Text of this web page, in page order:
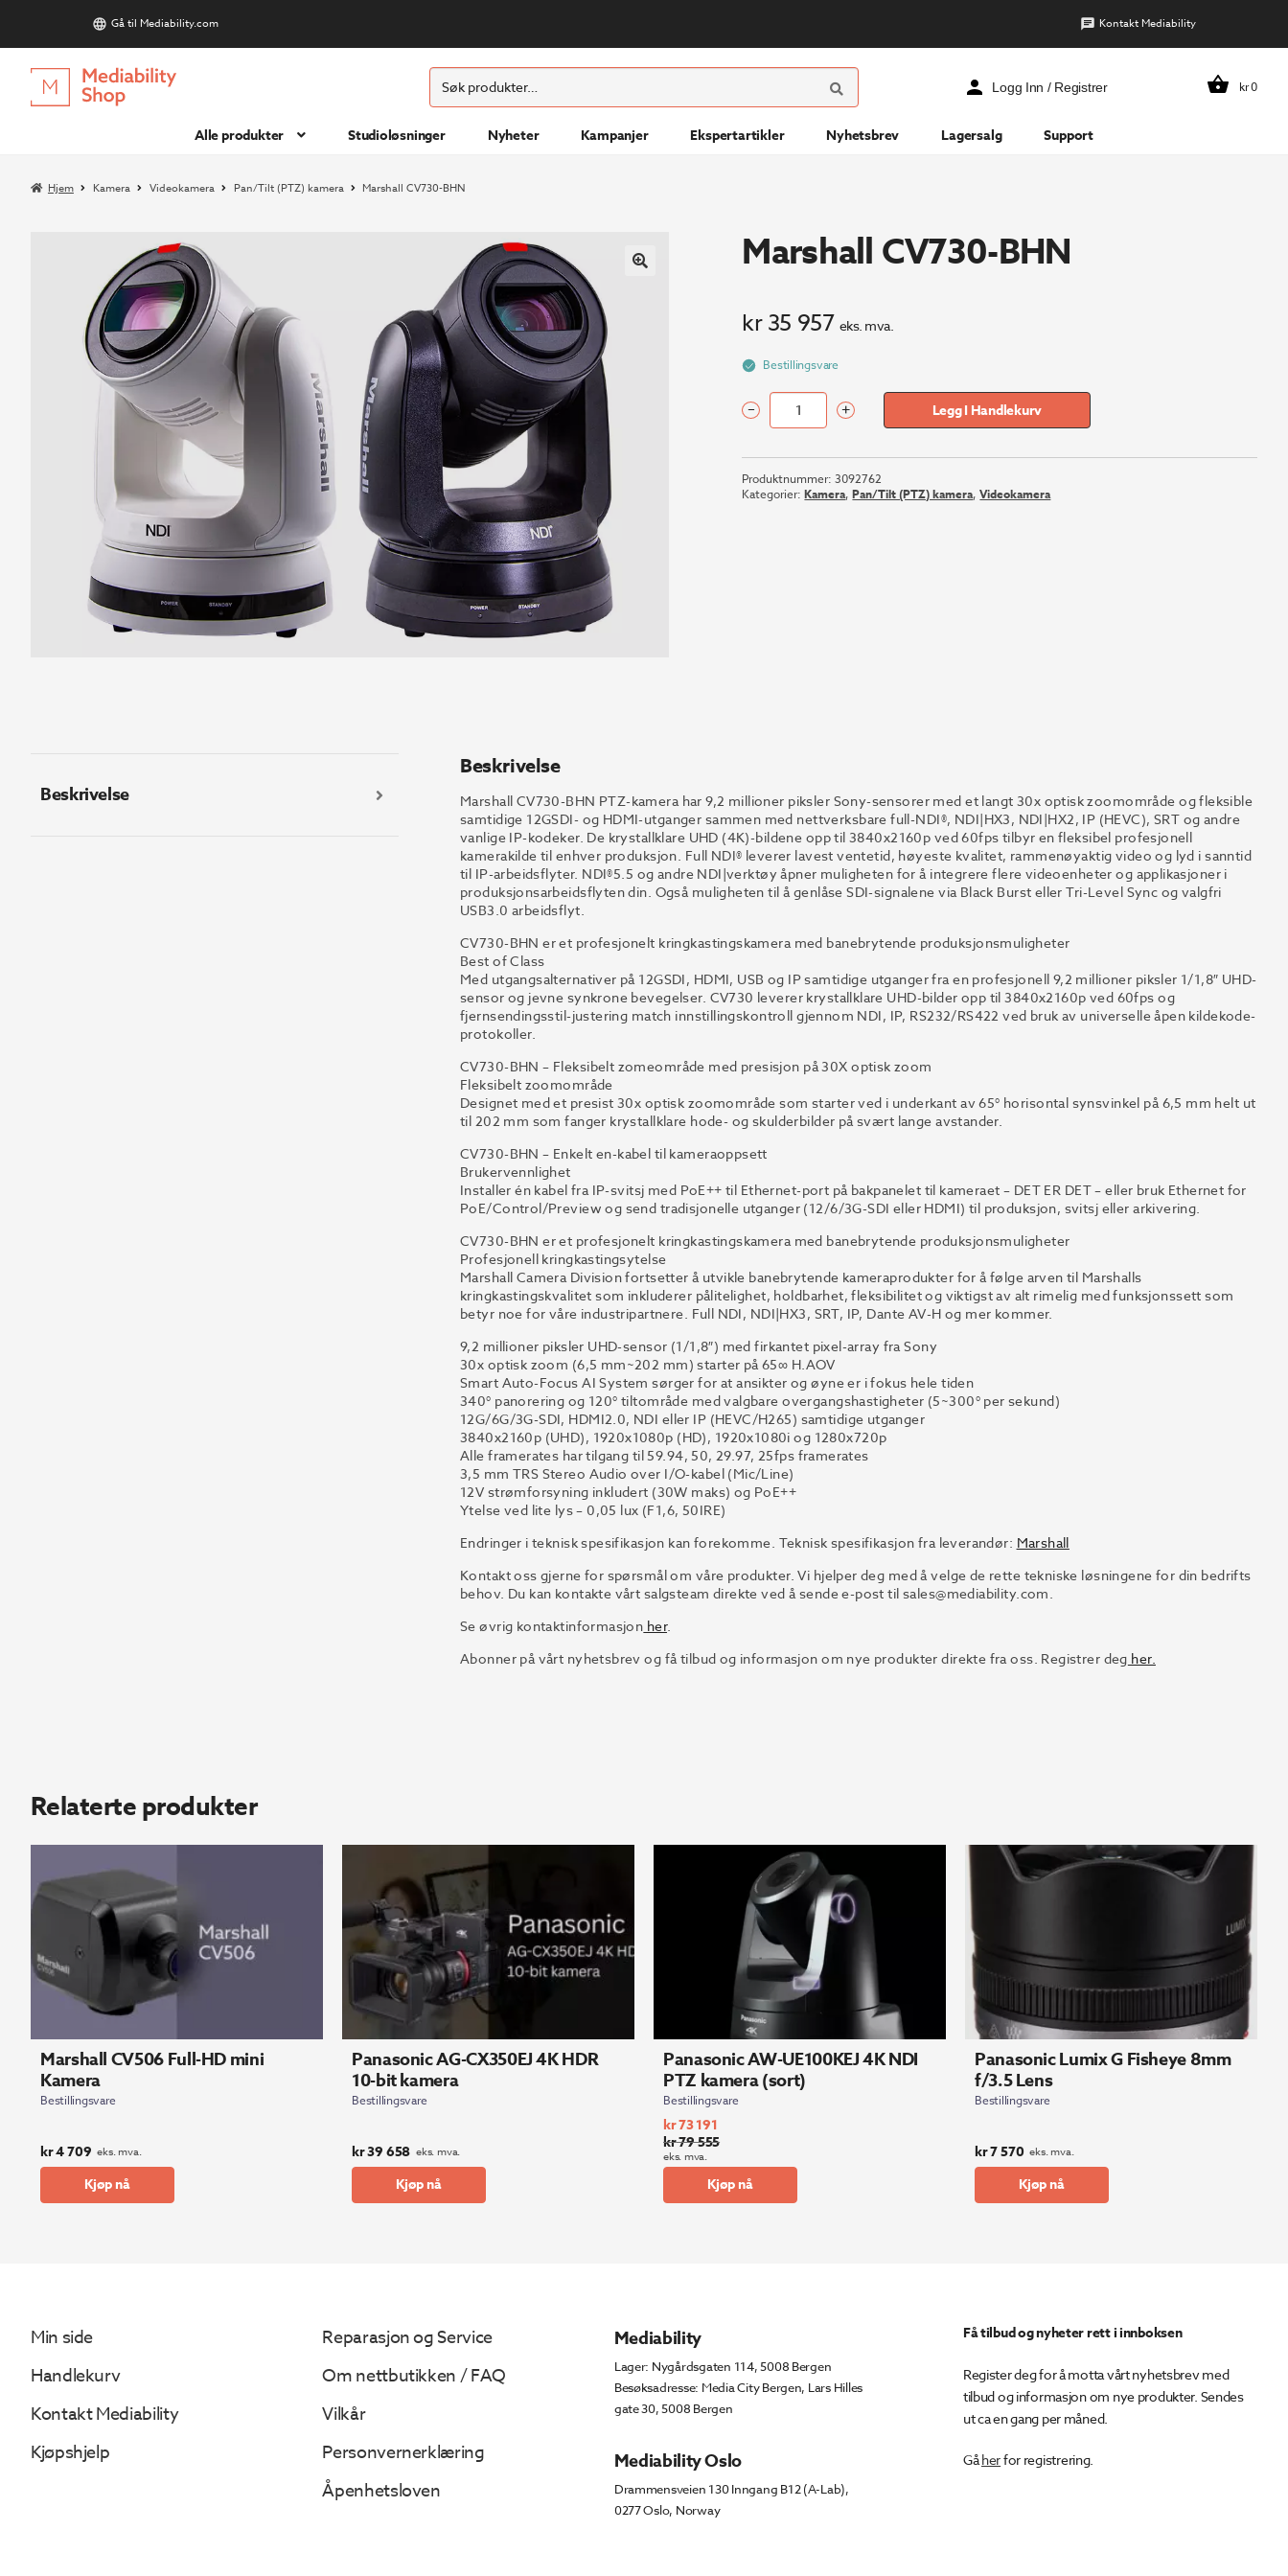
Gå til Mediability.com Kontakt Mediability
Hopp
til
Hopp
til
Søk
etter:
SØK
Logg Inn / Registrer kr0
Alle produkter Studioløsninger Nyheter Kampanjer Ekspertartikler Nyhetsbrev Lagersalg Support
Hjem Kamera Videokamera Pan/Tilt (PTZ) kamera Marshall CV730-BHN
Marshall CV730-BHN
kr35 957 eks. mva.
Bestillingsvare
Marshall
BHN
antall
– + Legg I Handlekurv
Produktnummer:3092762
Kategorier:Kamera,Pan/Tilt (PTZ) kamera,Videokamera
Beskrivelse
Beskrivelse
Marshall CV730-BHN PTZ-kamera har 9,2 millioner piksler Sony-sensorer med et langt 30x optisk zoomområde og fleksible
samtidige 12GSDI- og HDMI-utganger sammen med nettverksbare full-NDI®, NDI|HX3, NDI|HX2, IP (HEVC), SRT og andre
vanlige IP-kodeker. De krystallklare UHD (4K)-bildene opp til 3840x2160p ved 60fps tilbyr en fleksibel profesjonell
kamerakilde til enhver produksjon. Full NDI® leverer lavest ventetid, høyeste kvalitet, rammenøyaktig video og lyd i sanntid
til IP-arbeidsflyter. NDI®5.5 og andre NDI|verktøy åpner muligheten for å integrere flere videoenheter og applikasjoner i
produksjonsarbeidsflyten din. Også muligheten til å genlåse SDI-signalene via Black Burst eller Tri-Level Sync og valgfri
USB3.0 arbeidsflyt.
CV730-BHN er et profesjonelt kringkastingskamera med banebrytende produksjonsmuligheter
Best of Class
Med utgangsalternativer på 12GSDI, HDMI, USB og IP samtidige utganger fra en profesjonell 9,2 millioner piksler 1/1,8″ UHD-
sensor og jevne synkrone bevegelser. CV730 leverer krystallklare UHD-bilder opp til 3840x2160p ved 60fps og
fjernsendingsstil-justering match innstillingskontroll gjennom NDI, IP, RS232/RS422 ved bruk av universelle åpen kildekode-
protokoller.
CV730-BHN – Fleksibelt zomeområde med presisjon på 30X optisk zoom
Fleksibelt zoomområde
Designet med et presist 30x optisk zoomområde som starter ved i underkant av 65° horisontal synsvinkel på 6,5 mm helt ut
til 202 mm som fanger krystallklare hode- og skulderbilder på svært lange avstander.
CV730-BHN – Enkelt en-kabel til kameraoppsett
Brukervennlighet
Installer én kabel fra IP-svitsj med PoE++ til Ethernet-port på bakpanelet til kameraet – DET ER DET – eller bruk Ethernet for
PoE/Control/Preview og send tradisjonelle utganger (12/6/3G-SDI eller HDMI) til produksjon, svitsj eller arkivering.
CV730-BHN er et profesjonelt kringkastingskamera med banebrytende produksjonsmuligheter
Profesjonell kringkastingsytelse
Marshall Camera Division fortsetter å utvikle banebrytende kameraprodukter for å følge arven til Marshalls
kringkastingskvalitet som inkluderer pålitelighet, holdbarhet, fleksibilitet og viktigst av alt rimelig med funksjonssett som
betyr noe for våre industripartnere. Full NDI, NDI|HX3, SRT, IP, Dante AV-H og mer kommer.
9,2 millioner piksler UHD-sensor (1/1,8″) med firkantet pixel-array fra Sony
30x optisk zoom (6,5 mm~202 mm) starter på 65∞ H.AOV
Smart Auto-Focus AI System sørger for at ansikter og øyne er i fokus hele tiden
340° panorering og 120° tiltområde med valgbare overgangshastigheter (5~300° per sekund)
12G/6G/3G-SDI, HDMI2.0, NDI eller IP (HEVC/H265) samtidige utganger
3840x2160p (UHD), 1920x1080p (HD), 1920x1080i og 1280x720p
Alle framerates har tilgang til 59.94, 50, 29.97, 25fps framerates
3,5 mm TRS Stereo Audio over I/O-kabel (Mic/Line)
12V strømforsyning inkludert (30W maks) og PoE++
Ytelse ved lite lys – 0,05 lux (F1,6, 50IRE)
Endringer i teknisk spesifikasjon kan forekomme. Teknisk spesifikasjon fra leverandør: Marshall
Kontakt oss gjerne for spørsmål om våre produkter. Vi hjelper deg med å velge de rette tekniske løsningene for din bedrifts
behov. Du kan kontakte vårt salgsteam direkte ved å sende e-post til sales@mediability.com.
Se øvrig kontaktinformasjon her.
Abonner på vårt nyhetsbrev og få tilbud og informasjon om nye produkter direkte fra oss. Registrer deg her.
Relaterte produkter
Marshall CV506 Full-HD mini
Kamera
Bestillingsvare
kr4 709 eks. mva.
Kjøp nå
Panasonic AG-CX350EJ 4K HDR
10-bit kamera
Bestillingsvare
kr39 658 eks. mva.
Kjøp nå
Panasonic AW-UE100KEJ 4K NDI
PTZ kamera (sort)
Bestillingsvare
kr79 555
Opprinnelig
pris
kr73 191
Nåværende
pris
eks. mva.
Kjøp nå
Panasonic Lumix G Fisheye 8mm
f/3.5 Lens
Bestillingsvare
kr7 570 eks. mva.
Kjøp nå
Min side
Handlekurv
Kontakt Mediability
Kjøpshjelp
Reparasjon og Service
Om nettbutikken / FAQ
Vilkår
Personvernerklæring
Åpenhetsloven
Mediability
Lager: Nygårdsgaten 114, 5008 Bergen
Besøksadresse: Media City Bergen, Lars Hilles
gate 30, 5008 Bergen
Mediability Oslo
Drammensveien 130 Inngang B12 (A-Lab),
0277 Oslo, Norway
Få tilbud og nyheter rett i innboksen
Register deg for å motta vårt nyhetsbrev med
tilbud og informasjon om nye produkter. Sendes
ut ca en gang per måned.
Gåherfor registrering.